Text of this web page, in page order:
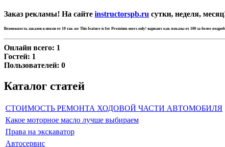
Заказ рекламы! На сайте instructorspb.ru сутки, неделя,
Возможность заказов кликов от 10 так же This feature is for Premium users only! вариант как показы от 100 за более
Онлайн всего: 1
Гостей: 1
Пользователей: 0
Каталог статей
СТОИМОСТЬ РЕМОНТА ХОДОВОЙ ЧАСТИ АВТОМОБИЛЯ
Какое моторное масло лучше выбираем
Права на экскаватор
Автосервис